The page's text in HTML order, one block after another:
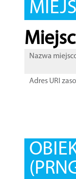
Nazwa
Adres URI